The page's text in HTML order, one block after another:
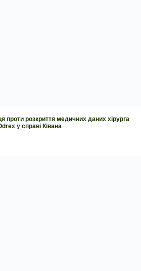
проти розкриття медичних даних хірурга
у справі Ківана